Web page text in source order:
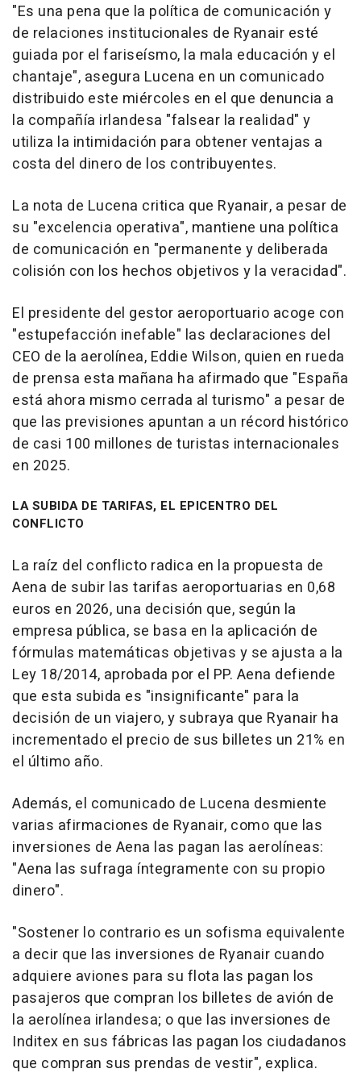
"Es una pena que la política de comunicación y
de relaciones institucionales de Ryanair esté
guiada por el fariseísmo, la mala educación y el
chantaje", asegura Lucena en un comunicado
distribuido este miércoles en el que denuncia a
la compañía irlandesa "falsear la realidad" y
utiliza la intimidación para obtener ventajas a
costa del dinero de los contribuyentes.
La nota de Lucena critica que Ryanair, a pesar de
su "excelencia operativa", mantiene una política
de comunicación en "permanente y deliberada
colisión con los hechos objetivos y la veracidad".
El presidente del gestor aeroportuario acoge con
"estupefacción inefable" las declaraciones del
CEO de la aerolínea, Eddie Wilson, quien en rueda
de prensa esta mañana ha afirmado que "España
está ahora mismo cerrada al turismo" a pesar de
que las previsiones apuntan a un récord histórico
de casi 100 millones de turistas internacionales
en 2025.
LA SUBIDA DE TARIFAS, EL EPICENTRO DEL
CONFLICTO
La raíz del conflicto radica en la propuesta de
Aena de subir las tarifas aeroportuarias en 0,68
euros en 2026, una decisión que, según la
empresa pública, se basa en la aplicación de
fórmulas matemáticas objetivas y se ajusta a la
Ley 18/2014, aprobada por el PP. Aena defiende
que esta subida es "insignificante" para la
decisión de un viajero, y subraya que Ryanair ha
incrementado el precio de sus billetes un 21% en
el último año.
Además, el comunicado de Lucena desmiente
varias afirmaciones de Ryanair, como que las
inversiones de Aena las pagan las aerolíneas:
"Aena las sufraga íntegramente con su propio
dinero".
"Sostener lo contrario es un sofisma equivalente
a decir que las inversiones de Ryanair cuando
adquiere aviones para su flota las pagan los
pasajeros que compran los billetes de avión de
la aerolínea irlandesa; o que las inversiones de
Inditex en sus fábricas las pagan los ciudadanos
que compran sus prendas de vestir", explica.